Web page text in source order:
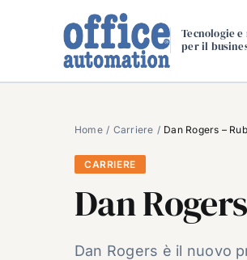
Tecnologie
per il
Home Carriere Dan Rogers –
CARRIERE
Dan
Dan Rogers è il nuovo